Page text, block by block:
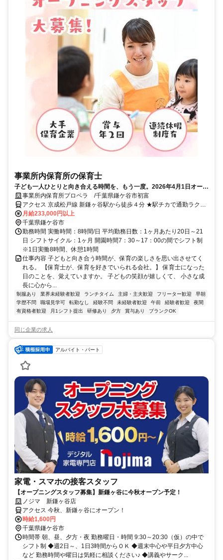
事業所内保育所の保育士
子ども一人ひとりと向き合える時間を、もう一度。2026年4月1日オープ
ン！オープニング保育士大募集！みんな一緒のスタートで安心です♪
事業所内保育所プロペラ /千葉県鎌ケ谷市初富
アクセス 京成松戸線 新鎌ヶ谷駅から徒歩４分 ★駅チカで通勤ラクラ
ク！
月給233,000円以上
千葉県鎌ケ谷市
勤務時間 実働時間：8時間/日 平均勤務日数：1ヶ月あたり20日～21
日 シフトサイクル：1ヶ月 開園時間7：30～17：00の間でシフト制
※1日実働8時間、休憩1時間
仕事内容 子どもと向き合う時間が、保育の楽しさを思い出させてく
れる。 【保育士が、保育を好きでいられる会社。】 保育士になった
日のことを、覚えていますか。 子どもの笑顔が嬉しくて、 小さな成
長に心から...
制服あり 業界未経験者歓迎 ランチタイム 主婦・主夫歓迎 フリーター歓迎
早朝
学歴不問
職場見学可 転勤なし 経験不問 未経験者歓迎 午前 経験者歓迎
夜間
有資格者歓迎
月1シフト提出 研修あり 夕方 賞与あり ブランクOK
同じ企業の求人
アルバイト・パート
家電・スマホの接客スタッフ
【オープニングスタッフ募集】新鎌ヶ谷に今秋オープン予定！
ノジマ 新鎌ヶ谷店
アクセス 今秋、新鎌ヶ谷にオープン！
時給1,600円
千葉県鎌ケ谷市
時間帯 朝、昼、夕方・夜 勤務曜日・時間 9:30～20:30（仮）の中で
シフト制 ◆週2日～、1日3時間からＯＫ ◆週末中心や平日夕方中心
など 勤務時間や曜日は気軽に相談ください♪ ◆講義やサーク...